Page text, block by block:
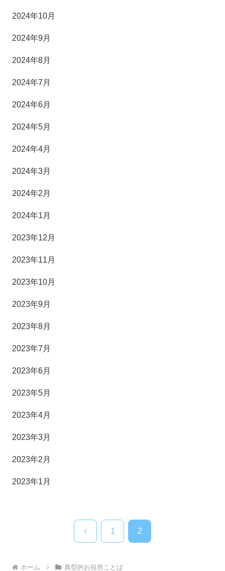
2024年10月
2024年9月
2024年8月
2024年7月
2024年6月
2024年5月
2024年4月
2024年3月
2024年2月
2024年1月
2023年12月
2023年11月
2023年10月
2023年9月
2023年8月
2023年7月
2023年6月
2023年5月
2023年4月
2023年3月
2023年2月
2023年1月
前 1 2
ホーム 典型的お役所ことば